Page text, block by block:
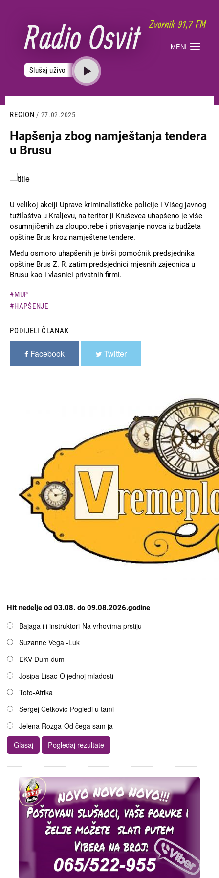
sadržaj
MENI
Slušaj uživo
REGION / 27.02.2025
Hapšenja zbog namještanja tendera
u Brusu
Slika
U velikoj akciji Uprave kriminalističke policije i Višeg javnog
tužilaštva u Kraljevu, na teritoriji Kruševca uhapšeno je više
osumnjičenih za zloupotrebe i prisvajanje novca iz budžeta
opštine Brus kroz namještene tendere.
Među osmoro uhapšenih je bivši pomoćnik predsjednika
opštine Brus Z. R, zatim predsjednici mjesnih zajednica u
Brusu kao i vlasnici privatnih firmi.
MUP
HAPŠENJE
PODIJELI ČLANAK
Facebook Twitter
Hit nedelje od 03.08. do 09.08.2026.godine
OpcijeBajaga i i instruktori-Na vrhovima prstiju
Suzanne Vega -Luk
EKV-Dum dum
Josipa Lisac-O jednoj mladosti
Toto-Afrika
Sergej Ćetković-Pogledi u tami
Jelena Rozga-Od čega sam ja